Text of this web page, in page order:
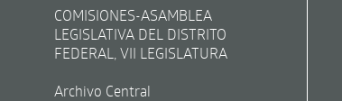
COMISIONES-ASAMBLEA
LEGISLATIVA DEL DISTRITO
FEDERAL, VII LEGISLATURA
Archivo Central